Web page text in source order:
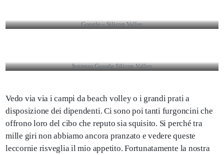
Google – Silicon Valley
Ingresso Google Silicon Valley
Vedo via via i campi da beach volley o i grandi prati a
disposizione dei dipendenti. Ci sono poi tanti furgoncini che
offrono loro del cibo che reputo sia squisito. Si perché tra
mille giri non abbiamo ancora pranzato e vedere queste
leccornie risveglia il mio appetito. Fortunatamente la nostra